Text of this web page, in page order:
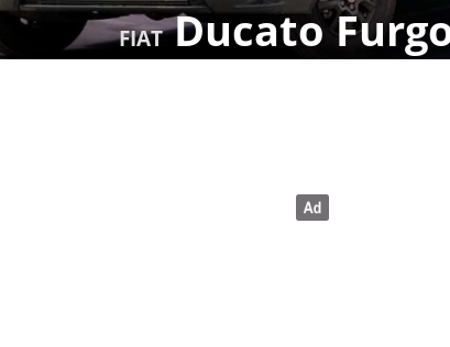
FIATDucato